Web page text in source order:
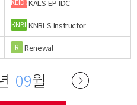
KEIDCKALS EP IDC
KNBI KNBLS Instructor
R Renewal
09월